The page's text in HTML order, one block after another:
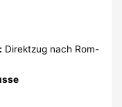
Direktzug nach Rom-